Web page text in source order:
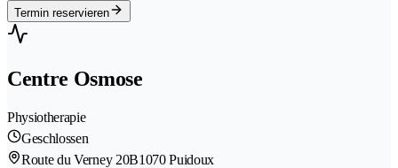
Termin reservieren
Centre Osmose
Physiotherapie
Geschlossen
Route du Verney 20B1070 Puidoux